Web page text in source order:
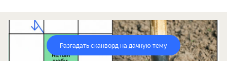
Разгадать сканворд на дачную тему